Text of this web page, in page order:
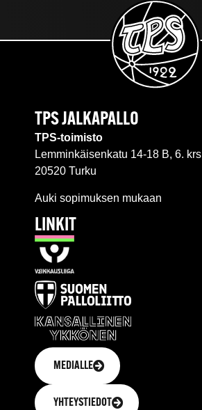
TPS JALKAPALLO
TPS-toimisto
Lemminkäisenkatu 14-18 B, 6. krs
20520 Turku
Auki sopimuksen mukaan
LINKIT
MEDIALLE
YHTEYSTIEDOT